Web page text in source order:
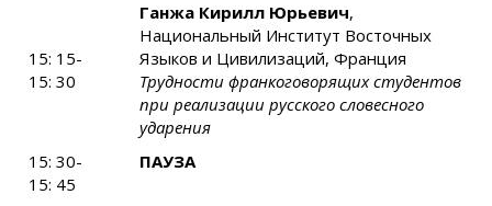
15: 15-
15: 30
Ганжа Кирилл Юрьевич,
Национальный Институт Восточных
Языков и Цивилизаций, Франция
Трудности франкоговорящих студентов
при реализации русского словесного
ударения
15: 30-
15: 45
ПАУЗА